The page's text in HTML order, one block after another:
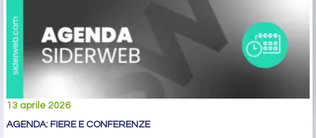
13 aprile 2026
AGENDA: FIERE E CONFERENZE